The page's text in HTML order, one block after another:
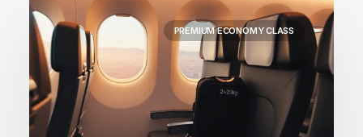
PREMIUM ECONOMY CLASS